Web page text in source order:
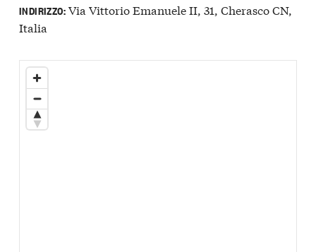
INDIRIZZO:Via Vittorio Emanuele II, 31, Cherasco CN,
Italia